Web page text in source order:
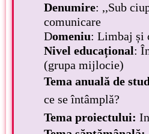
Denumire: ,,Sub
comunicare
Domeniu: Limbaj și
Nivel educațional:
(grupa mijlocie)
Tema anuală de
ce seîntâmplă?
Tema proiectului: